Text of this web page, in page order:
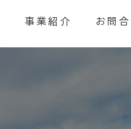
事業紹介 お問合